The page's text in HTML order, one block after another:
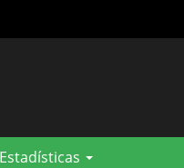
Estadísticas